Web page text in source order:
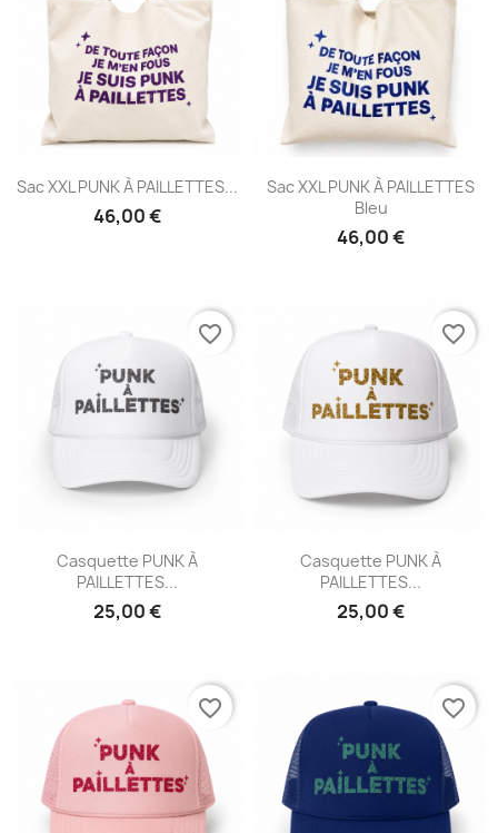
Sac XXL PUNK À PAILLETTES...
46,00 €
Sac XXL PUNK À PAILLETTES
Bleu
46,00 €
Casquette PUNK À
PAILLETTES...
25,00 €
favorite_border
Casquette PUNK À
PAILLETTES...
25,00 €
favorite_border
favorite_border favorite_border